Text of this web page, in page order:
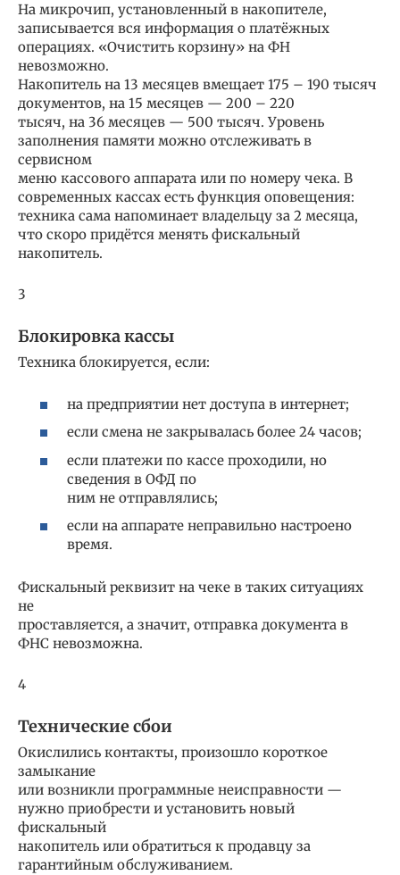
На микрочип, установленный в накопителе,
записывается вся информация о платёжных
операциях. «Очистить корзину» на ФН
невозможно.
Накопитель на 13 месяцев вмещает 175 – 190 тысяч
документов, на 15 месяцев — 200 – 220
тысяч, на 36 месяцев — 500 тысяч. Уровень
заполнения памяти можно отслеживать в
сервисном
меню кассового аппарата или по номеру чека. В
современных кассах есть функция оповещения:
техника сама напоминает владельцу за 2 месяца,
что скоро придётся менять фискальный
накопитель.
3
Блокировка кассы
Техника блокируется, если:
на предприятии нет доступа в интернет;
если смена не закрывалась более 24 часов;
если платежи по кассе проходили, но
сведения в ОФД по
ним не отправлялись;
если на аппарате неправильно настроено
время.
Фискальный реквизит на чеке в таких ситуациях
не
проставляется, а значит, отправка документа в
ФНС невозможна.
4
Технические сбои
Окислились контакты, произошло короткое
замыкание
или возникли программные неисправности —
нужно приобрести и установить новый
фискальный
накопитель или обратиться к продавцу за
гарантийным обслуживанием.